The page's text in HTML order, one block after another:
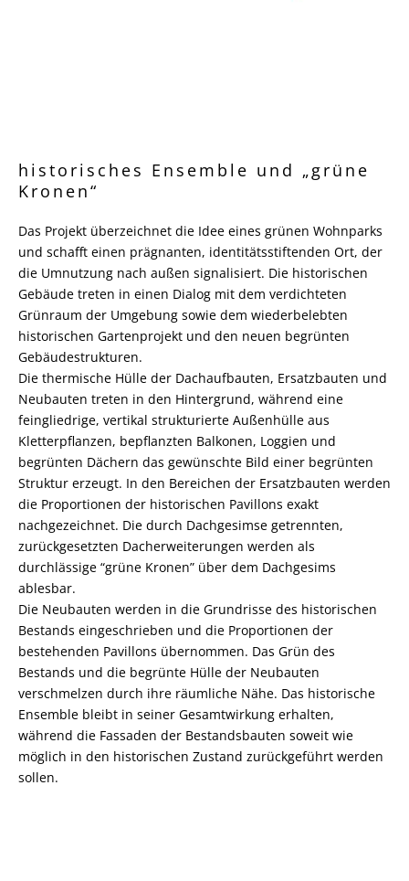
historisches Ensemble und „grüne
Kronen“
Das Projekt überzeichnet die Idee eines grünen Wohnparks
und schafft einen prägnanten, identitätsstiftenden Ort, der
die Umnutzung nach außen signalisiert. Die historischen
Gebäude treten in einen Dialog mit dem verdichteten
Grünraum der Umgebung sowie dem wiederbelebten
historischen Gartenprojekt und den neuen begrünten
Gebäudestrukturen.
Die thermische Hülle der Dachaufbauten, Ersatzbauten und
Neubauten treten in den Hintergrund, während eine
feingliedrige, vertikal strukturierte Außenhülle aus
Kletterpflanzen, bepflanzten Balkonen, Loggien und
begrünten Dächern das gewünschte Bild einer begrünten
Struktur erzeugt. In den Bereichen der Ersatzbauten werden
die Proportionen der historischen Pavillons exakt
nachgezeichnet. Die durch Dachgesimse getrennten,
zurückgesetzten Dacherweiterungen werden als
durchlässige “grüne Kronen” über dem Dachgesims
ablesbar.
Die Neubauten werden in die Grundrisse des historischen
Bestands eingeschrieben und die Proportionen der
bestehenden Pavillons übernommen. Das Grün des
Bestands und die begrünte Hülle der Neubauten
verschmelzen durch ihre räumliche Nähe. Das historische
Ensemble bleibt in seiner Gesamtwirkung erhalten,
während die Fassaden der Bestandsbauten soweit wie
möglich in den historischen Zustand zurückgeführt werden
sollen.